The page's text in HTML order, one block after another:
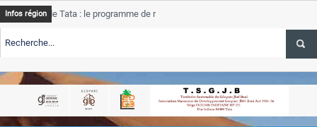
Infos région
de Tata : le programme de rehabilitation post-inondations
TSGJB Tourisme : l’ONMT renforce l’aerien a Dakhla et
Tata
TSGJB Tourisme au Maroc : Transavia renforce les vols Paris-